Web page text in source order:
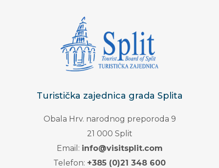
Turistička zajednica grada Splita
Obala Hrv. narodnog preporoda 9
21 000 Split
Email: info@visitsplit.com
Telefon: +385 (0)21 348 600